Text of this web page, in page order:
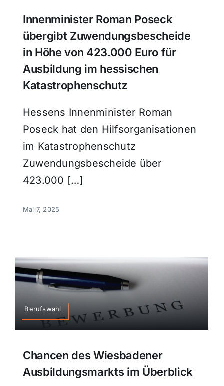
Innenminister Roman Poseck
übergibt Zuwendungsbescheide
in Höhe von 423.000 Euro für
Ausbildung im hessischen
Katastrophenschutz
Hessens Innenminister Roman
Poseck hat den Hilfsorganisationen
im Katastrophenschutz
Zuwendungsbescheide über
423.000 […]
Mai 7, 2025
Berufswahl
Chancen des Wiesbadener
Ausbildungsmarkts im Überblick